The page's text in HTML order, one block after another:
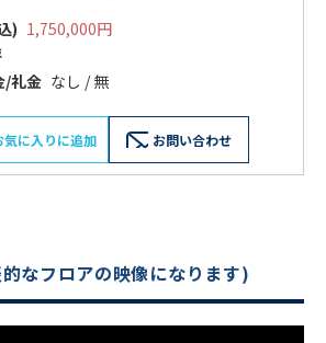
) 1,750,000円
/礼⾦ なし / 無
気に入りに追加 お問い合わせ
なフロアの映像になります)